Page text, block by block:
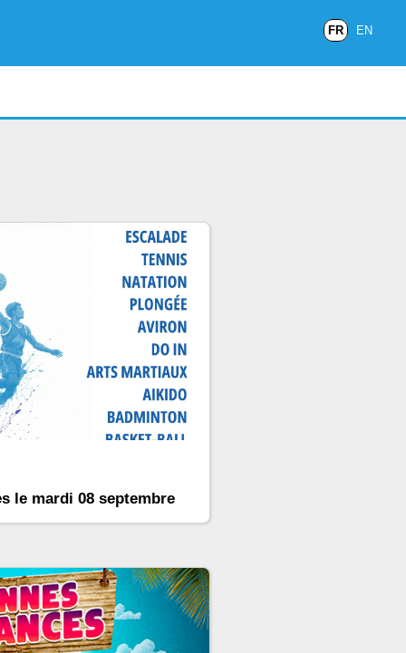
FR EN
le mardi 08 septembre